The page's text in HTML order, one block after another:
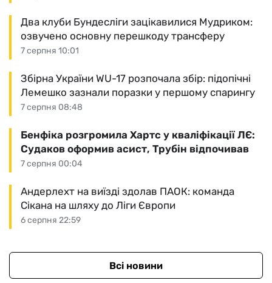
7 серпня 10:01
Два клуби Бундесліги зацікавилися Мудриком:
озвучено основну перешкоду трансферу
7 серпня 08:48
Збірна України WU-17 розпочала збір: підопічні
Лемешко зазнали поразки у першому спарингу
7 серпня 00:04
Бенфіка розгромила Хартс у кваліфікації ЛЄ:
Судаков оформив асист, Трубін відпочивав
6 серпня 22:59
Андерлехт на виїзді здолав ПАОК: команда
Сікана на шляху до Ліги Європи
Всі новини